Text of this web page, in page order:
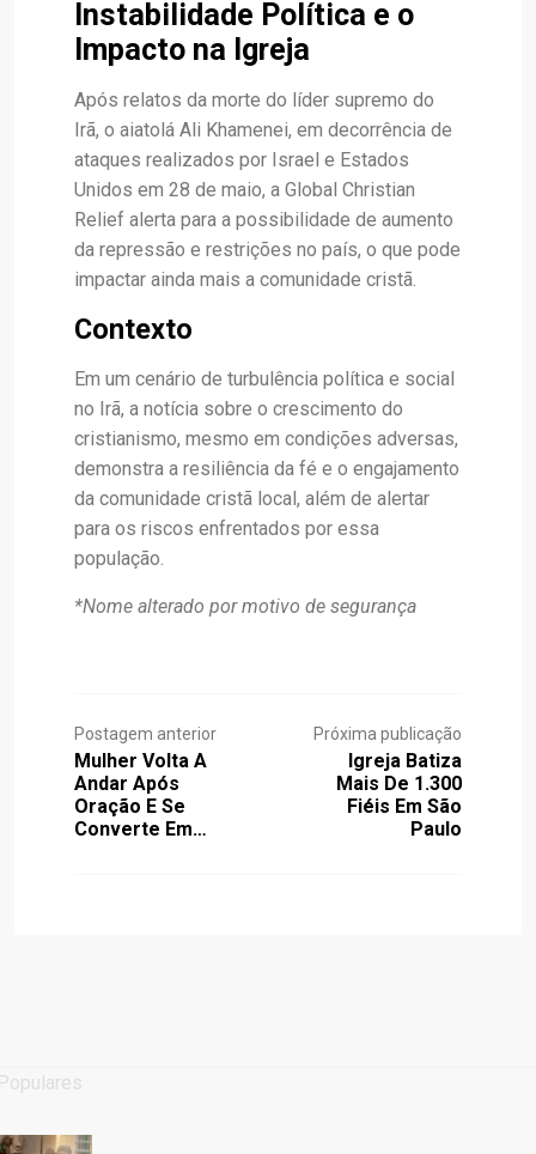
Instabilidade Política e o
Impacto na Igreja
Após relatos da morte do líder supremo do
Irã, o aiatolá Ali Khamenei, em decorrência de
ataques realizados por Israel e Estados
Unidos em 28 de maio, a Global Christian
Relief alerta para a possibilidade de aumento
da repressão e restrições no país, o que pode
impactar ainda mais a comunidade cristã.
Contexto
Em um cenário de turbulência política e social
no Irã, a notícia sobre o crescimento do
cristianismo, mesmo em condições adversas,
demonstra a resiliência da fé e o engajamento
da comunidade cristã local, além de alertar
para os riscos enfrentados por essa
população.
*Nome alterado por motivo de segurança
Postagem anterior
Mulher Volta A
Andar Após
Oração E Se
Converte Em…
Próxima publicação
Igreja Batiza
Mais De 1.300
Fiéis Em São
Paulo